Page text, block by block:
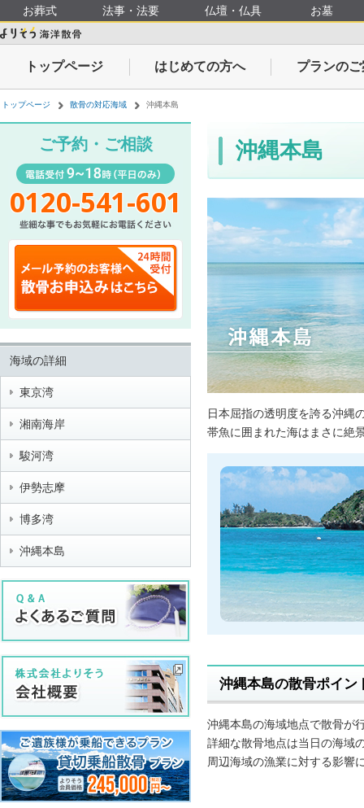
お葬式 法事・法要 仏壇・仏具 お墓
トップページ はじめての方へ プランの
トップページ 散骨の対応海域 沖縄本島
沖縄本島
日本屈指の透明度を誇る沖縄
帯魚に囲まれた海はまさに絶
沖縄本島の散骨ポイン
沖縄本島の海域地点で散骨が
詳細な散骨地点は当日の海域
周辺海域の漁業に対する影響
ご予約・ご相談
0120-541-601
ネットでの散骨依頼
海域の詳細
東京湾
湘南海岸
駿河湾
伊勢志摩
博多湾
沖縄本島